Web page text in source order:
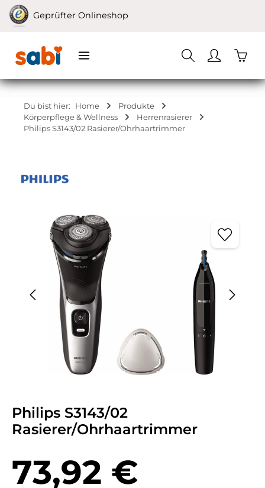
Zum Hauptinhalt springen
Geprüfter Onlineshop
Du bist hier: Home
Produkte
Körperpflege & Wellness
Herrenrasierer
Philips S3143/02 Rasierer/Ohrhaartrimmer
Bildergalerie überspringen
Philips S3143/02
Rasierer/Ohrhaartrimmer
73,92 €